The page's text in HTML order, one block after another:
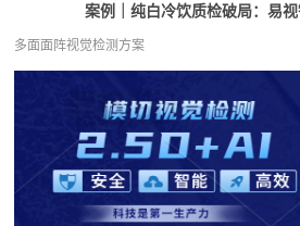
案例｜纯白冷饮质检破局：易
多面面阵视觉检测方案